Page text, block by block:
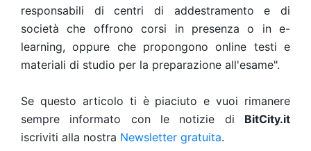
responsabili di centri di addestramento e di
società che offrono corsi in presenza o in e-
learning, oppure che propongono online testi e
materiali di studio per la preparazione all'esame".
Se questo articolo ti è piaciuto e vuoi rimanere
sempre informato con le notizie di BitCity.it
iscriviti alla nostra Newsletter gratuita.